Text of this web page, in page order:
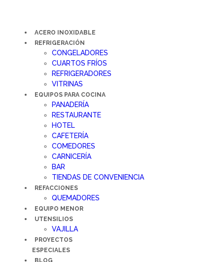
ACERO INOXIDABLE
REFRIGERACIÓN
CONGELADORES
CUARTOS FRÍOS
REFRIGERADORES
VITRINAS
EQUIPOS PARA COCINA
PANADERÍA
RESTAURANTE
HOTEL
CAFETERÍA
COMEDORES
CARNICERÍA
BAR
TIENDAS DE CONVENIENCIA
REFACCIONES
QUEMADORES
EQUIPO MENOR
UTENSILIOS
VAJILLA
PROYECTOS
ESPECIALES
BLOG